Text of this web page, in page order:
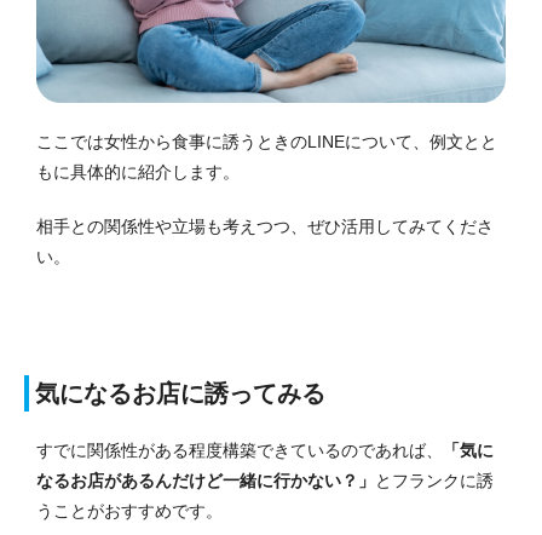
ここでは女性から食事に誘うときのLINEについて、例文とと
もに具体的に紹介します。
相手との関係性や立場も考えつつ、ぜひ活用してみてくださ
い。
気になるお店に誘ってみる
すでに関係性がある程度構築できているのであれば、
「気に
なるお店があるんだけど一緒に行かない？」 とフランクに誘
うことがおすすめです。